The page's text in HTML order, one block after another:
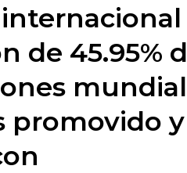
de 45.95%
promovido